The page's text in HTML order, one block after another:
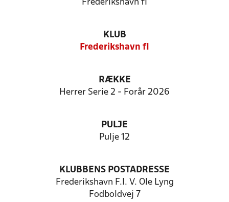
Frederikshavn fI
KLUB
Frederikshavn fI
RÆKKE
Herrer Serie 2 - Forår 2026
PULJE
Pulje 12
KLUBBENS POSTADRESSE
Frederikshavn F.I. V. Ole Lyng
Fodboldvej 7